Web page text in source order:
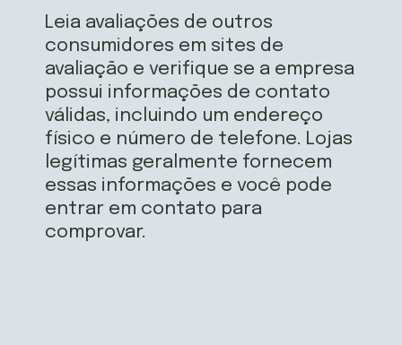
Leia avaliações de outros
consumidores em sites de
avaliação e verifique se a empresa
possui informações de contato
válidas, incluindo um endereço
físico e número de telefone. Lojas
legítimas geralmente fornecem
essas informações e você pode
entrar em contato para
comprovar.